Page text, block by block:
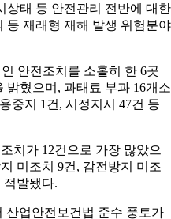
상태 등 안전관리 전반에 대한
등 재래형 재해 발생 위험분야
안전조치를 소홀히 한 6곳
밝혔으며, 과태료 부과 16개소
중지 1건, 시정지시 47건 등
치가 12건으로 가장 많았으
미조치 9건, 감전방지 미조
적발됐다.
산업안전보건법 준수 풍토가